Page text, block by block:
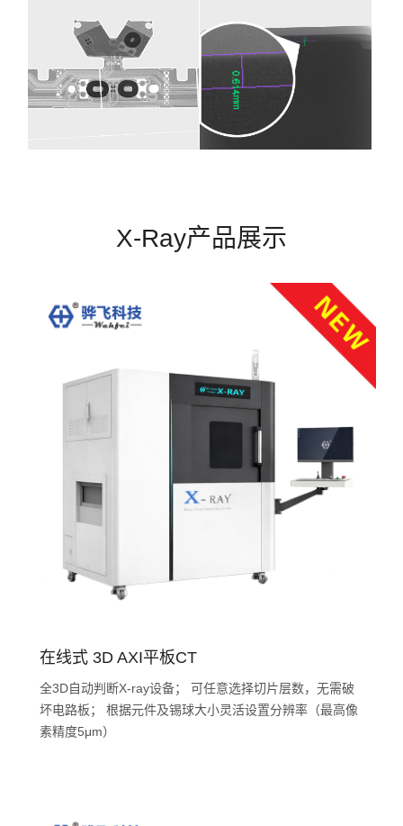
X-Ray产品展示
在线式 3D AXI平板CT
全3D自动判断X-ray设备； 可任意选择切片层数，无需破
坏电路板； 根据元件及锡球大小灵活设置分辨率（最高像
素精度5μm）